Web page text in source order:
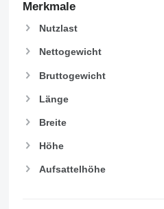
Merkmale
Nutzlast
Nettogewicht
Bruttogewicht
Länge
Breite
Höhe
Aufsattelhöhe